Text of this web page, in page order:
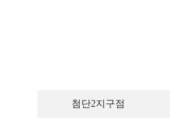
첨단2지구점